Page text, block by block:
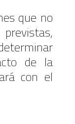
que no
de la
con el